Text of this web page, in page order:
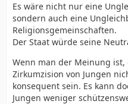
Es wäre nicht nur eine
sondern auch eine
Religionsgemeinschaften.
Der Staat würde seine
Wenn man der Meinung
Zirkumzision von Jungen
konsequent sein. Es kann
Jungen weniger